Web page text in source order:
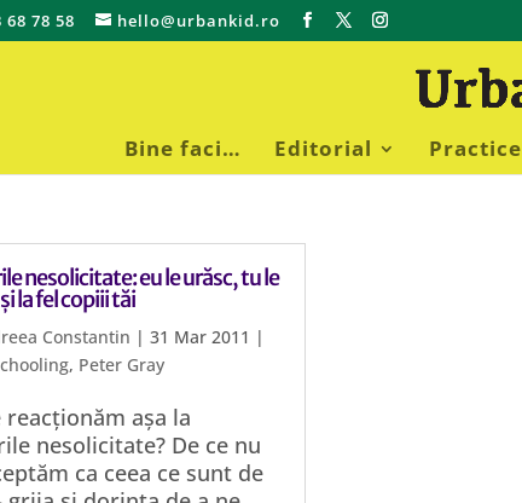
68 78 58 hello@urbankid.ro
Bine faci… Editorial Practice
nesolicitate: eu le urăsc, tu le
la fel copiii tăi
Constantin |31 Mar 2011 |
, Peter Gray
reacționăm așa la
nesolicitate? De ce nu
ca ceea ce sunt de